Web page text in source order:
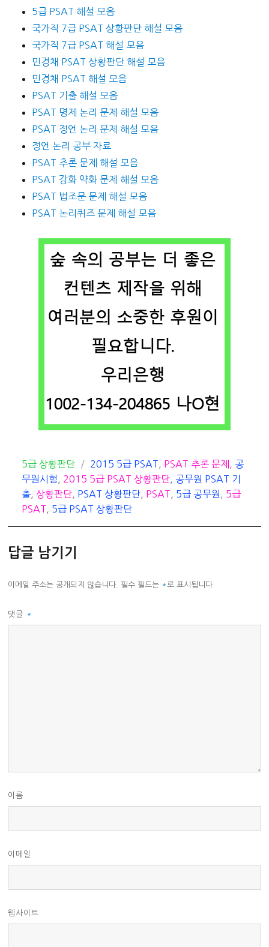
5급 PSAT 해설 모음
국가직 7급 PSAT 상황판단 해설 모음
국가직 7급 PSAT 해설 모음
민경채 PSAT 상황판단 해설 모음
민경채 PSAT 해설 모음
PSAT 기출 해설 모음
PSAT 명제 논리 문제 해설 모음
PSAT 정언 논리 문제 해설 모음
정언 논리 공부 자료
PSAT 추론 문제 해설 모음
PSAT 강화 약화 문제 해설 모음
PSAT 법조문 문제 해설 모음
PSAT 논리퀴즈 문제 해설 모음
카
테
고
리
5급 상황판단
태
그
2015 5급 PSAT PSAT 추론 문제
공
무원시험
2015 5급 PSAT 상황판단
공무원 PSAT 기
출 ,상황판단 PSAT 상황판단 PSAT 5급 공무원
5급
PSAT
5급 PSAT 상황판단
답글 남기기
이메일 주소는 공개되지 않습니다. 필수 필드는 *로 표시됩니다
댓글 *
이름
이메일
웹사이트